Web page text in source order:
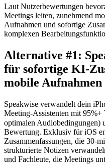
Laut Nutzerbewertungen
Meetings leiten, zunehmend
Aufnahmen und sofortige
komplexen
Alternative #1:
für sofortige KI-
mobile Aufnahmen
Speakwise verwandelt dein
Meeting-Assistenten mit
optimalen
Bewertung. Exklusiv für iOS
Zusammenfassungen, die 30-
strukturierte Notizen
und Fachleute, die Meetings